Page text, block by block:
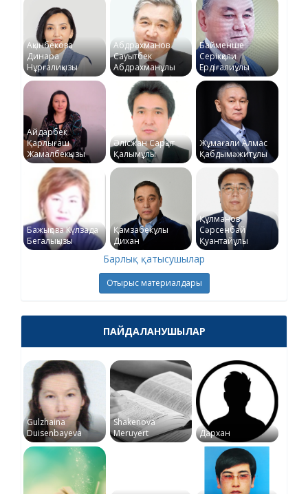
Ақынбекова
Динара
Нұрғалиқызы
Абдрахманов
Сауытбек
Абдрахманұлы
Байменше
Серікқали
Ердіғалиұлы
Айдарбек
Қарлығаш
Жамалбекқызы
Әлісжан Сарқыт
Қалымұлы
Жұмағали Алмас
Қабдымәжитұлы
Бажықова Күлзада
Бегалықызы
Қамзабекұлы
Дихан
Құлманов
Сәрсенбай
Қуантайұлы
Барлық қатысушылар
Отырыс материалдары
ПАЙДАЛАНУШЫЛАР
Gulzhaina
Duisenbayeva
Shakenova
Meruyert
Дархан